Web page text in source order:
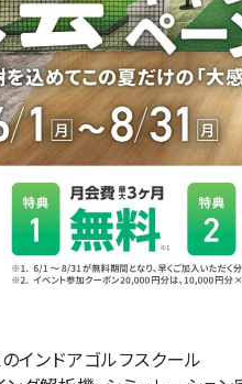
ンドアゴルフスクール